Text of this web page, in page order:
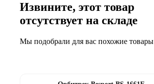
Извините, этот товар
отсутствует на складе
Мы подобрали для вас похожие товары